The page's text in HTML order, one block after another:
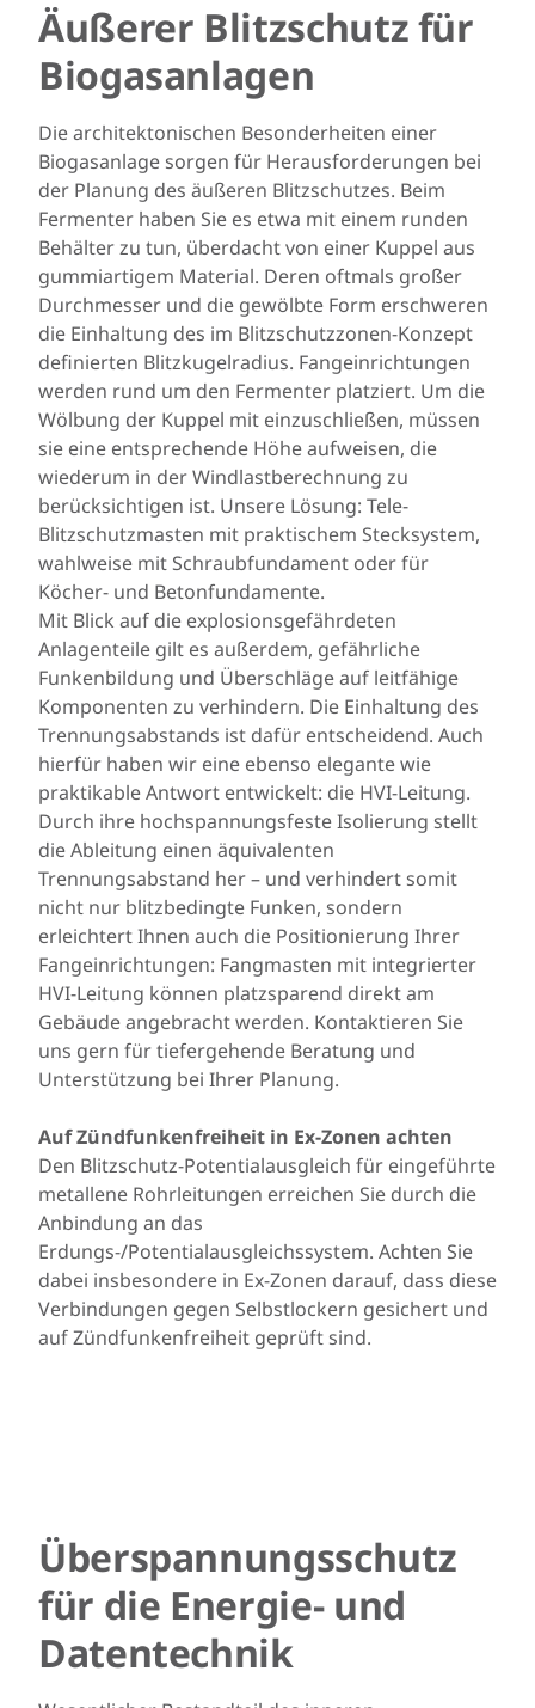
Äußerer Blitzschutz für
Biogasanlagen
Die architektonischen Besonderheiten einer
Biogasanlage sorgen für Herausforderungen bei
der Planung des äußeren Blitzschutzes. Beim
Fermenter haben Sie es etwa mit einem runden
Behälter zu tun, überdacht von einer Kuppel aus
gummiartigem Material. Deren oftmals großer
Durchmesser und die gewölbte Form erschweren
die Einhaltung des im Blitzschutzzonen-Konzept
definierten Blitzkugelradius. Fangeinrichtungen
werden rund um den Fermenter platziert. Um die
Wölbung der Kuppel mit einzuschließen, müssen
sie eine entsprechende Höhe aufweisen, die
wiederum in der Windlastberechnung zu
berücksichtigen ist. Unsere Lösung: Tele-
Blitzschutzmasten mit praktischem Stecksystem,
wahlweise mit Schraubfundament oder für
Köcher- und Betonfundamente.
Mit Blick auf die explosionsgefährdeten
Anlagenteile gilt es außerdem, gefährliche
Funkenbildung und Überschläge auf leitfähige
Komponenten zu verhindern. Die Einhaltung des
Trennungsabstands ist dafür entscheidend. Auch
hierfür haben wir eine ebenso elegante wie
praktikable Antwort entwickelt: die HVI-Leitung.
Durch ihre hochspannungsfeste Isolierung stellt
die Ableitung einen äquivalenten
Trennungsabstand her – und verhindert somit
nicht nur blitzbedingte Funken, sondern
erleichtert Ihnen auch die Positionierung Ihrer
Fangeinrichtungen: Fangmasten mit integrierter
HVI-Leitung können platzsparend direkt am
Gebäude angebracht werden. Kontaktieren Sie
uns gern für tiefergehende Beratung und
Unterstützung bei Ihrer Planung.
Auf Zündfunkenfreiheit in Ex-Zonen achten
Den Blitzschutz-Potentialausgleich für eingeführte
metallene Rohrleitungen erreichen Sie durch die
Anbindung an das
Erdungs-/Potentialausgleichssystem. Achten Sie
dabei insbesondere in Ex-Zonen darauf, dass diese
Verbindungen gegen Selbstlockern gesichert und
auf Zündfunkenfreiheit geprüft sind.
Überspannungsschutz
für die Energie- und
Datentechnik